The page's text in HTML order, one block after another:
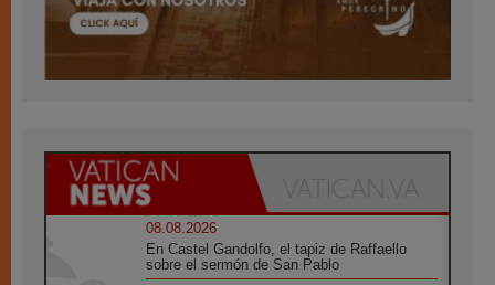
08.08.2026
En Castel Gandolfo, el tapiz de Raffaello
sobre el sermón de San Pablo